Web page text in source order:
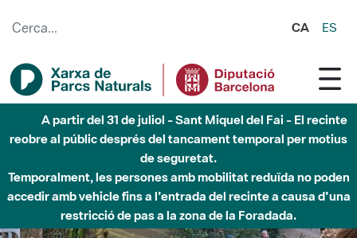
CA ES
Fins al desembre de 2026 - Parc Fluvial Besòs -
Afectacions a la llera del Parc Fluvial del Besòs degut a
obres de construcció d'una passera sobre el riu
Gaudim als Parcs